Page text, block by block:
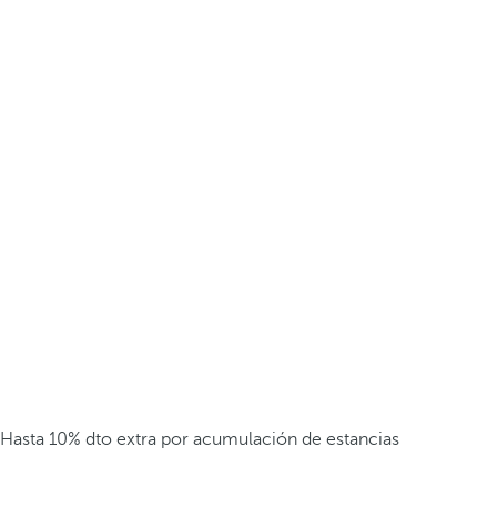
Hasta 10% dto extra por acumulación de estancias